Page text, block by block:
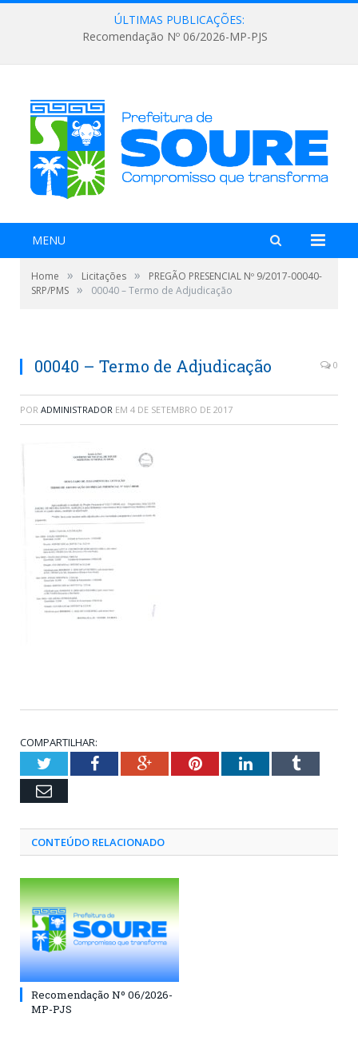
ÚLTIMAS PUBLICAÇÕES:
Recomendação Nº 06/2026-MP-PJS
MENU
Home » Licitações »
PREGÃO PRESENCIAL Nº 9/2017-00040-
SRP/PMS » 00040 – Termo de Adjudicação
00040 – Termo de Adjudicação 0
POR ADMINISTRADOR EM 4 DE SETEMBRO DE 2017
COMPARTILHAR:
TwitterFacebookGoogle+PinterestLinkedInTumblr
Email
CONTEÚDO RELACIONADO
Recomendação Nº 06/2026-
MP-PJS